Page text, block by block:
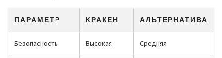
ПАРАМЕТР КРАКЕН АЛЬТЕРНАТИВА
Безопасность Высокая Средняя